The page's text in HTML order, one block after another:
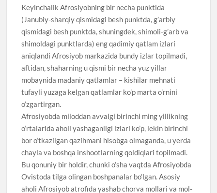
Keyinchalik Afrosiyobning bir necha punktida
(Janubiy-sharqiy qismidagi besh punktda, g’arbiy
qismidagi besh punktda, shuningdek, shimoli-g’arb va
shimoldagi punktlarda) eng qadimiy qatlam izlari
aniqlandi Afrosiyob markazida bundy izlar topilmadi,
aftidan, shaharning u qismi bir necha yuz yillar
mobaynida madaniy qatlamlar – kishilar mehnati
tufayli yuzaga kelgan qatlamlar ko’p marta o’rnini
o’zgartirgan.
Afrosiyobda miloddan avvalgi birinchi ming yillikning
o’rtalarida aholi yashaganligi izlari ko’p, lekin birinchi
bor o’tkazilgan qazihmani hisobga olmaganda, u yerda
chayla va boshqa inshootlarning qoldiqlari topilmadi.
Bu qonuniy bir holdir, chunki o’sha vaqtda Afrosiyobda
Ovistoda tilga olingan boshpanalar bo’lgan. Asosiy
aholi Afrosiyob atrofida yashab chorva mollari va mol-